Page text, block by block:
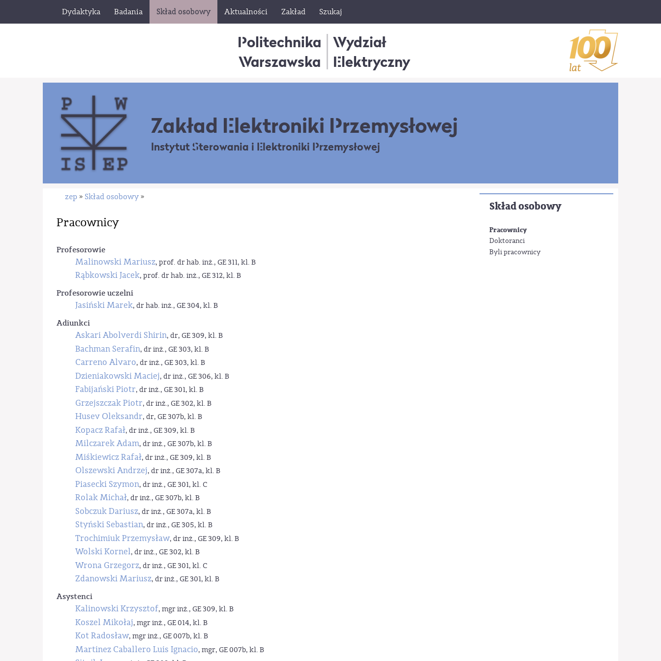
Dydaktyka Badania Skład osobowy Aktualności Zakład Szukaj
Politechnika
Warszawska
Wydział
Elektryczny
Zakład Elektroniki Przemysłowej
Instytut Sterowania i Elektroniki Przemysłowej
Skład osobowy
Pracownicy
Doktoranci
Byli pracownicy
zep » Skład osobowy »
Pracownicy
Profesorowie
Malinowski Mariusz, prof. dr hab. inż., GE 311, kl. B
Rąbkowski Jacek, prof. dr hab. inż., GE 312, kl. B
Profesorowie uczelni
Jasiński Marek, dr hab. inż., GE 304, kl. B
Adiunkci
Askari Abolverdi Shirin, dr, GE 309, kl. B
Bachman Serafin, dr inż., GE 303, kl. B
Carreno Alvaro, dr inż., GE 303, kl. B
Dzieniakowski Maciej, dr inż., GE 306, kl. B
Fabijański Piotr, dr inż., GE 301, kl. B
Grzejszczak Piotr, dr inż., GE 302, kl. B
Husev Oleksandr, dr, GE 307b, kl. B
Kopacz Rafał, dr inż., GE 309, kl. B
Milczarek Adam, dr inż., GE 307b, kl. B
Miśkiewicz Rafał, dr inż., GE 309, kl. B
Olszewski Andrzej, dr inż., GE 307a, kl. B
Piasecki Szymon, dr inż., GE 301, kl. C
Rolak Michał, dr inż., GE 307b, kl. B
Sobczuk Dariusz, dr inż., GE 307a, kl. B
Styński Sebastian, dr inż., GE 305, kl. B
Trochimiuk Przemysław, dr inż., GE 309, kl. B
Wolski Kornel, dr inż., GE 302, kl. B
Wrona Grzegorz, dr inż., GE 301, kl. C
Zdanowski Mariusz, dr inż., GE 301, kl. B
Asystenci
Kalinowski Krzysztof, mgr inż., GE 309, kl. B
Koszel Mikołaj, mgr inż., GE 014, kl. B
Kot Radosław, mgr inż., GE 007b, kl. B
Martinez Caballero Luis Ignacio, mgr, GE 007b, kl. B